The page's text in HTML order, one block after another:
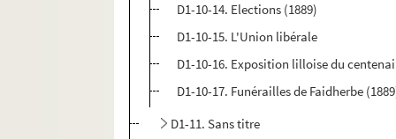
D1-10-14. Elections (1889)
D1-10-15. L'Union libérale
D1-10-16. Exposition lilloise du
D1-10-17. Funérailles de Faidherbe
D1-11. Sans titre